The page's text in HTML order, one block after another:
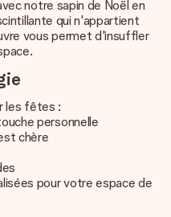
notre sapin de Noël en
qui n'appartient
vous permet d'insuffler
les fêtes :
personnelle
chère
pour votre espace de